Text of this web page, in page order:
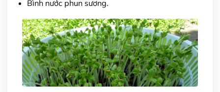
Bình nước phun sương.